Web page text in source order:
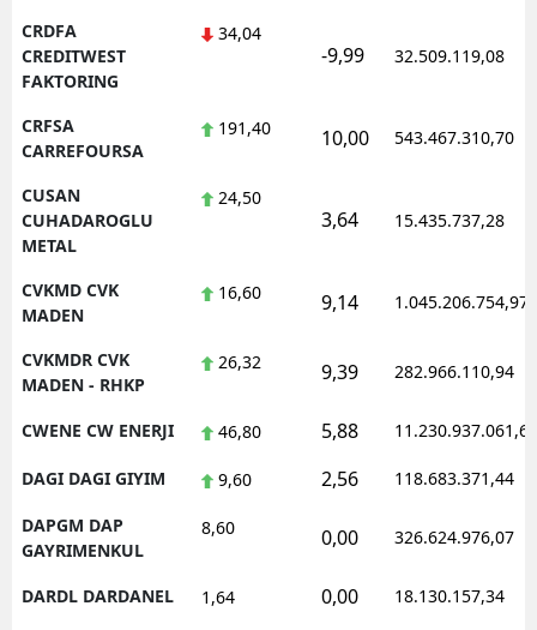
CRDFA
CREDITWEST
FAKTORING
34,04
-9,99 32.509.119,08
CRFSA
CARREFOURSA
191,40 10,00 543.467.310,70
CUSAN
CUHADAROGLU
METAL
24,50
3,64 15.435.737,28
CVKMD CVK
MADEN
16,60 9,14 1.045.206.754,97
CVKMDR CVK
MADEN - RHKP
26,32 9,39 282.966.110,94
CWENE CW ENERJI 46,80 5,88 11.230.937.061,62
DAGI DAGI GIYIM 9,60 2,56 118.683.371,44
DAPGM DAP
GAYRIMENKUL
8,60 0,00 326.624.976,07
DARDL DARDANEL 1,64 0,00 18.130.157,34